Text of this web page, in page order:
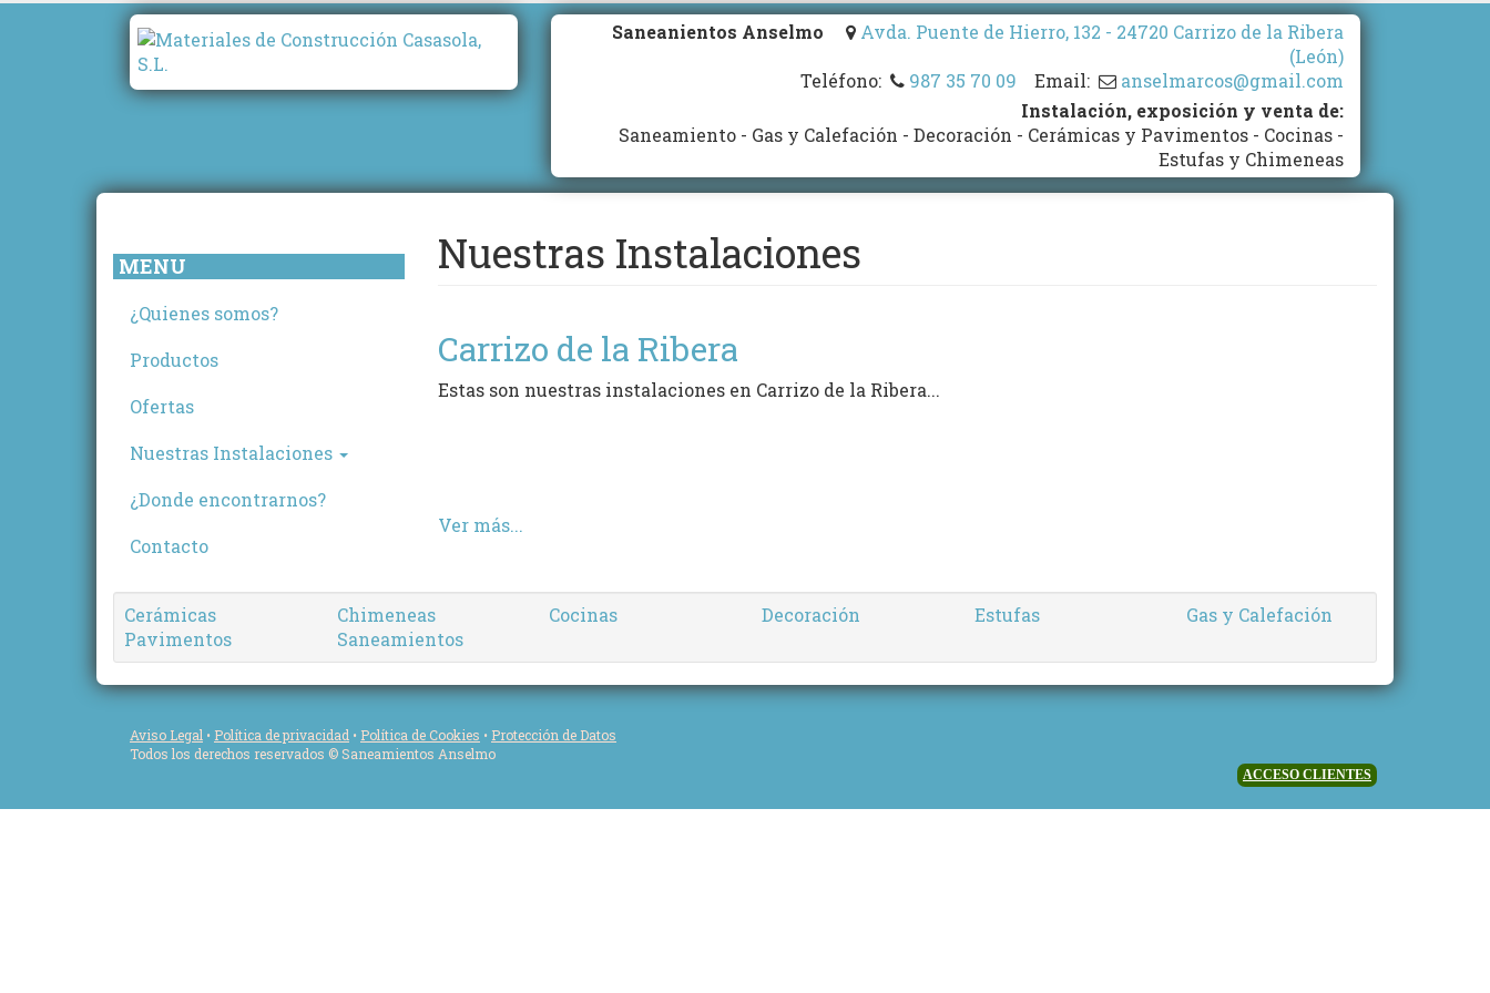
Saneanientos Anselmo
Avda. Puente de Hierro, 132 - 24720 Carrizo de la Ribera
(León)
Teléfono:
987 35 70 09 Email:
anselmarcos@gmail.com
Instalación, exposición y venta de:
Saneamiento - Gas y Calefación - Decoración - Cerámicas y Pavimentos - Cocinas -
Estufas y Chimeneas
MENU
¿Quienes somos?
Productos
Ofertas
Nuestras Instalaciones
¿Donde encontrarnos?
Contacto
Nuestras Instalaciones
Carrizo de la Ribera
Estas son nuestras instalaciones en Carrizo de la Ribera...
Ver más...
Cerámicas Chimeneas Cocinas Decoración Estufas
Gas y Calefación
Pavimentos
Saneamientos
Aviso Legal • Política de privacidad • Política de Cookies • Protección de Datos
Todos los derechos reservados © Saneamientos Anselmo
ACCESO CLIENTES